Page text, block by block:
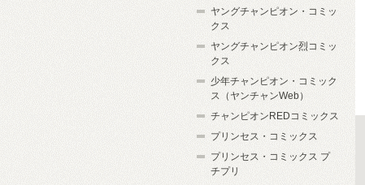
ヤングチャンピオン・コミッ
クス
ヤングチャンピオン烈コミッ
クス
少年チャンピオン・コミック
ス（ヤンチャンWeb）
チャンピオンREDコミックス
プリンセス・コミックス
プリンセス・コミックス プ
チプリ